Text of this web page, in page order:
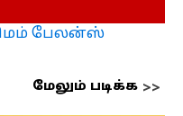
பேலன்ஸ்
மேலும் படிக்க